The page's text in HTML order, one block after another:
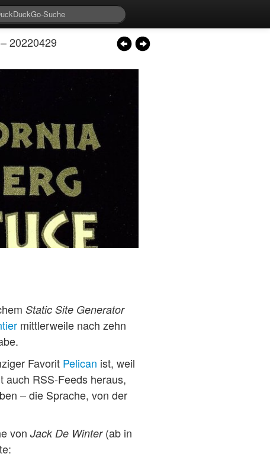
20220429
Static Site Generator
mittlerweile nach zehn
Favorit Pelican ist, weil
RSS-Feeds heraus,
– die Sprache, von der
von Jack De Winter(ab in